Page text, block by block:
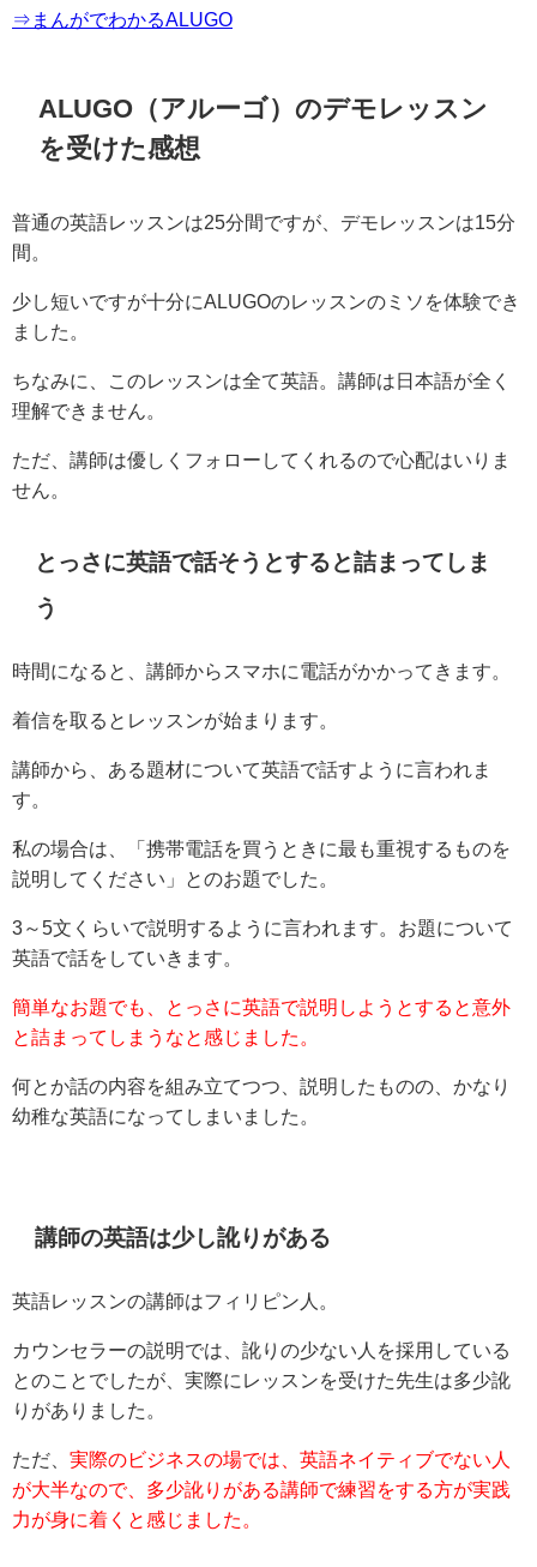
⇒まんがでわかるALUGO
ALUGO（アルーゴ）のデモレッスン
を受けた感想
普通の英語レッスンは25分間ですが、デモレッスンは15分
間。
少し短いですが十分にALUGOのレッスンのミソを体験でき
ました。
ちなみに、このレッスンは全て英語。講師は日本語が全く
理解できません。
ただ、講師は優しくフォローしてくれるので心配はいりま
せん。
とっさに英語で話そうとすると詰まってしま
う
時間になると、講師からスマホに電話がかかってきます。
着信を取るとレッスンが始まります。
講師から、ある題材について英語で話すように言われま
す。
私の場合は、「携帯電話を買うときに最も重視するものを
説明してください」とのお題でした。
3～5文くらいで説明するように言われます。お題について
英語で話をしていきます。
簡単なお題でも、とっさに英語で説明しようとすると意外
と詰まってしまうなと感じました。
何とか話の内容を組み立てつつ、説明したものの、かなり
幼稚な英語になってしまいました。
講師の英語は少し訛りがある
英語レッスンの講師はフィリピン人。
カウンセラーの説明では、訛りの少ない人を採用している
とのことでしたが、実際にレッスンを受けた先生は多少訛
りがありました。
ただ、 実際のビジネスの場では、英語ネイティブでない人
が大半なので、多少訛りがある講師で練習をする方が実践
力が身に着くと感じました。